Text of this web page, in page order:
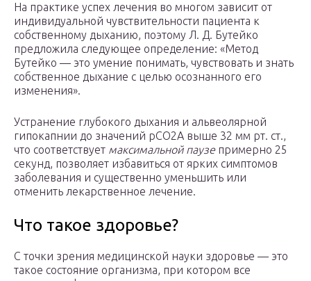
На практике успех лечения во многом зависит от
индивидуальной чувствительности пациента к
собственному дыханию, поэтому Л. Д. Бутейко
предложила следующее определение: «Метод
Бутейко — это умение понимать, чувствовать и знать
собственное дыхание с целью осознанного его
изменения».
Устранение глубокого дыхания и альвеолярной
гипокапнии до значений рСО2А выше 32 мм рт. ст.,
что соответствует максимальной паузепримерно 25
секунд, позволяет избавиться от ярких симптомов
заболевания и существенно уменьшить или
отменить лекарственное лечение.
Что такое здоровье?
С точки зрения медицинской науки здоровье — это
такое состояние организма, при котором все